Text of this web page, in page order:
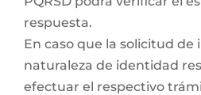
respuesta.
En caso que la solicitud de
naturaleza de identidad
efectuar el respectivo